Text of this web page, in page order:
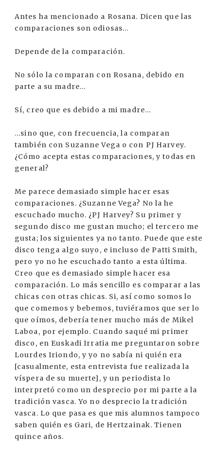
Antes ha mencionado a Rosana. Dicen que las
comparaciones son odiosas...
Depende de la comparación.
No sólo la comparan con Rosana, debido en
parte a su madre...
Sí, creo que es debido a mi madre...
...sino que, con frecuencia, la comparan
también con Suzanne Vega o con PJ Harvey.
¿Cómo acepta estas comparaciones, y todas en
general?
Me parece demasiado simple hacer esas
comparaciones. ¿Suzanne Vega? No la he
escuchado mucho. ¿PJ Harvey? Su primer y
segundo disco me gustan mucho; el tercero me
gusta; los siguientes ya no tanto. Puede que este
disco tenga algo suyo, e incluso de Patti Smith,
pero yo no he escuchado tanto a esta última.
Creo que es demasiado simple hacer esa
comparación. Lo más sencillo es comparar a las
chicas con otras chicas. Si, así como somos lo
que comemos y bebemos, tuviéramos que ser lo
que oímos, debería tener mucho más de Mikel
Laboa, por ejemplo. Cuando saqué mi primer
disco, en Euskadi Irratia me preguntaron sobre
Lourdes Iriondo, y yo no sabía ni quién era
[casualmente, esta entrevista fue realizada la
víspera de su muerte], y un periodista lo
interpretó como un desprecio por mi parte a la
tradición vasca. Yo no desprecio la tradición
vasca. Lo que pasa es que mis alumnos tampoco
saben quién es Gari, de Hertzainak. Tienen
quince años.